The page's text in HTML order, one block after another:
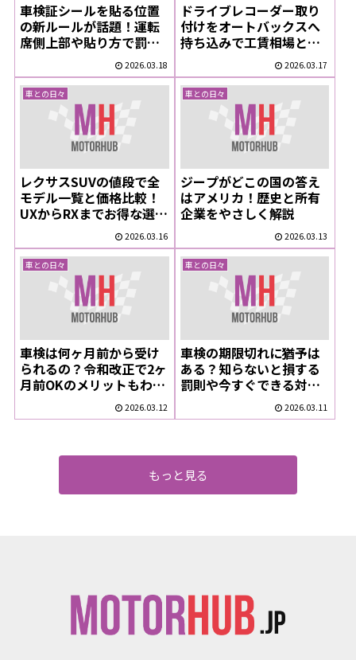
車検証シールを貼る位置
の新ルールが話題！運転
席側上部や貼り方で罰則
2026.03.18
ドライブレコーダー取り
付けをオートバックスへ
持ち込みで工賃相場と予
約のコツ徹底解説！プロ
が教えるお得な活用術
2026.03.17
車との日々
レクサスSUVの値段で全
モデル一覧と価格比較！
UXからRXまでお得な選び
2026.03.16
車との日々
ジープがどこの国の答え
はアメリカ！歴史と所有
企業をやさしく解説
2026.03.13
車との日々
車検は何ヶ月前から受け
られるの？令和改正で2ヶ
月前OKのメリットもわか
2026.03.12
車との日々
車検の期限切れに猶予は
ある？知らないと損する
罰則や今すぐできる対処
2026.03.11
もっと見る